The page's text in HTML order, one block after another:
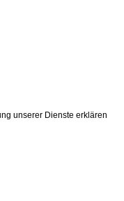
unserer Dienste erklären